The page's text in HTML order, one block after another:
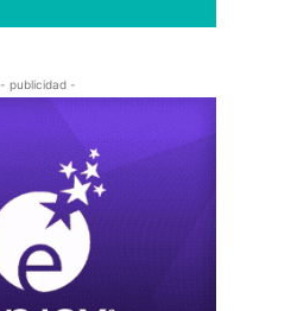
- publicidad -